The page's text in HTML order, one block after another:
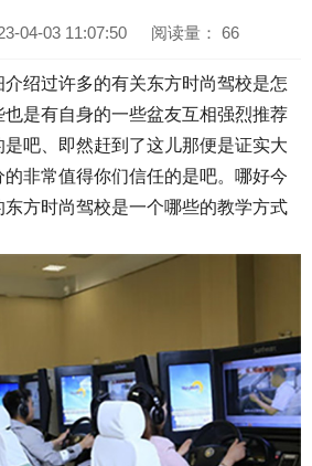
04-03 11:07:50 阅读量： 66
绍过许多的有关东方时尚驾校是怎
是有自身的一些盆友互相强烈推荐
吧、即然赶到了这儿那便是证实大
非常值得你们信任的是吧。哪好今
东方时尚驾校是一个哪些的教学方式